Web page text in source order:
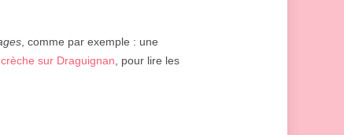
, comme par exemple : une
crèche sur Draguignan , pour lire les